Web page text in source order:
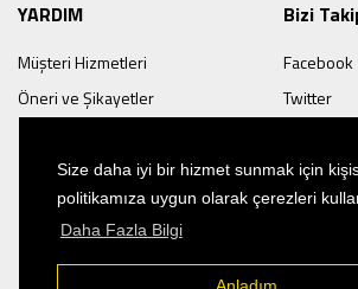
Size daha iyi bir hizmet sunmak için
politikamıza uygun olarak çerezleri
Daha Fazla Bilgi
YARDIM
Müşteri Hizmetleri
Öneri ve Şikayetler
Bizi
Facebook
Twitter